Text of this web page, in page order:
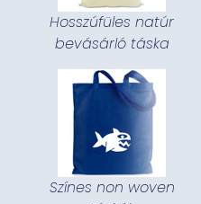
Hosszúfüles natúr
bevásárló táska
Színes non woven